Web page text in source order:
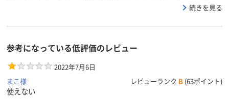
続きを見る
参考になっている低評価のレビュー
2022年7月6日
まこ様
レビューランク B (63ポイント)
使えない